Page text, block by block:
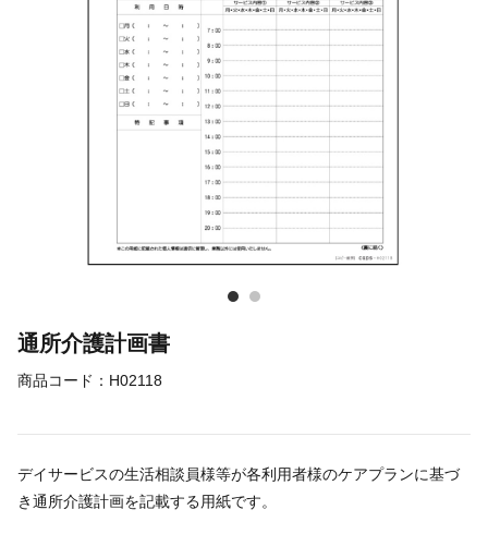
通所介護計画書
商品コード： H02118
デイサービスの生活相談員様等が各利用者様のケアプランに基づ
き通所介護計画を記載する用紙です。